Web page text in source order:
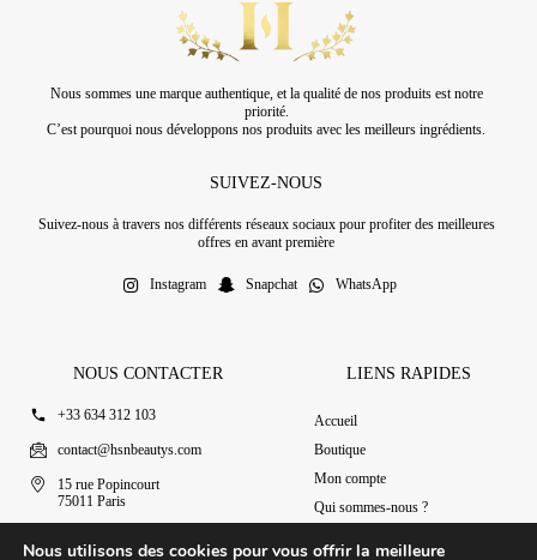
Nous sommes une marque authentique, et la qualité de nos produits est notre
priorité.
C’est pourquoi nous développons nos produits avec les meilleurs ingrédients.
SUIVEZ-NOUS
Suivez-nous à travers nos différents réseaux sociaux pour profiter des meilleures
offres en avant première
Instagram Snapchat WhatsApp
NOUS CONTACTER
+33 634 312 103
contact@hsnbeautys.com
15 rue Popincourt
75011 Paris
LIENS RAPIDES
Accueil
Boutique
Mon compte
Qui sommes-nous ?
Nous utilisons des cookies pour vous offrir la meilleure